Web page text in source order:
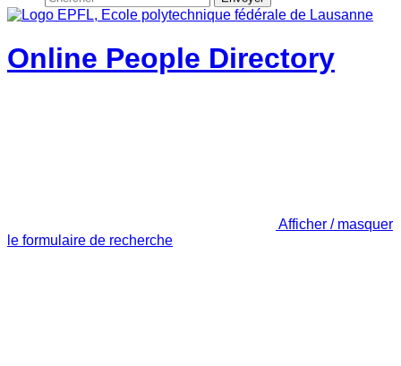
Online People Directory
Afficher / masquer
le formulaire de recherche